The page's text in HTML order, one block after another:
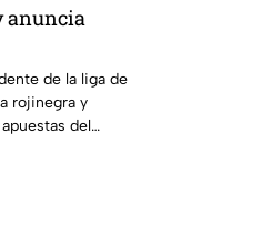
anuncia
de la liga de
rojinegra y
del